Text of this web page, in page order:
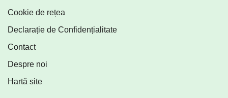
Cookie de rețea
Declarație de Confidențialitate
Contact
Despre noi
Hartă site